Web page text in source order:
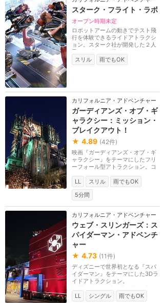
スターク・フライト・ラボ
オープン時期未定
ロボットアームの動きでテスト飛
行を体験できるライドアトラクシ
ョン。スターク社が開発した２人
乗りのポッドに搭...
スリル
雨でもOK
カリフォルニア・アドベンチャー
ガーディアンズ・オブ・ギ
ャラクシー：ミッション・
ブレイクアウト！
★ 4.89 (42件)
映画『ガーディアンズ・オブ・ギ
ャラクシー』をテーマにしたフリ
ーフォール型アトラクション。コ
LL
スリル
雨でもOK
5分間
カリフォルニア・アドベンチャー
ウェブ・スリンガーズ：ス
パイダーマン・アドベンチ
ャー
★ 4.73 (11件)
ディズニーで世界初となる『スパ
イダーマン』をテーマにした3Dラ
イドアトラクション。
WEB（Worldwide Engineering
...LL シングル
雨でもOK